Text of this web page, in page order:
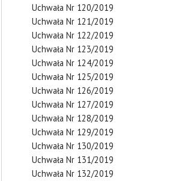
Uchwała Nr 120/2019
Uchwała Nr 121/2019
Uchwała Nr 122/2019
Uchwała Nr 123/2019
Uchwała Nr 124/2019
Uchwała Nr 125/2019
Uchwała Nr 126/2019
Uchwała Nr 127/2019
Uchwała Nr 128/2019
Uchwała Nr 129/2019
Uchwała Nr 130/2019
Uchwała Nr 131/2019
Uchwała Nr 132/2019